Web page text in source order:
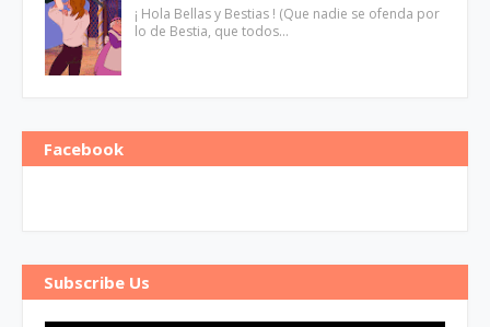
¡ Hola Bellas y Bestias ! (Que nadie se ofenda por
lo de Bestia, que todos…
Facebook
Subscribe Us